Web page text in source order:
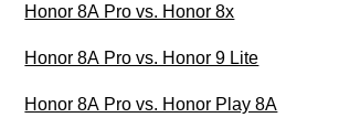
Honor 8A Pro vs. Honor 8x
Honor 8A Pro vs. Honor 9 Lite
Honor 8A Pro vs. Honor Play 8A